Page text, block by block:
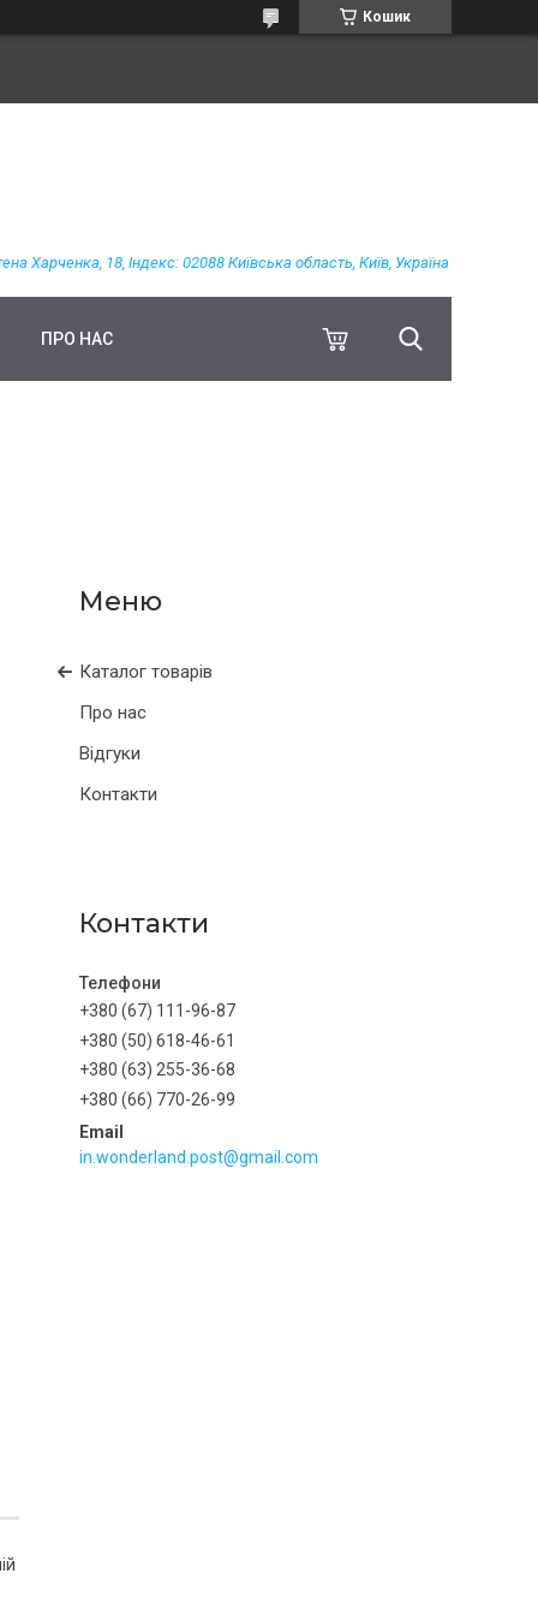
Кошик
Харченка, 18, Індекс: 02088 Київська область, Київ, Україна
ПРО НАС
Каталог товарів
Про нас
Відгуки
Контакти
Контакти
+380 (67) 111-96-87
+380 (50) 618-46-61
+380 (63) 255-36-68
+380 (66) 770-26-99
in.wonderland.post@gmail.com